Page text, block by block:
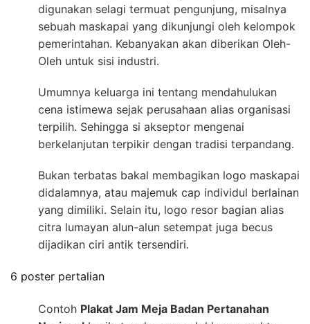
digunakan selagi termuat pengunjung, misalnya
sebuah maskapai yang dikunjungi oleh kelompok
pemerintahan. Kebanyakan akan diberikan Oleh-
Oleh untuk sisi industri.
Umumnya keluarga ini tentang mendahulukan
cena istimewa sejak perusahaan alias organisasi
terpilih. Sehingga si akseptor mengenai
berkelanjutan terpikir dengan tradisi terpandang.
Bukan terbatas bakal membagikan logo maskapai
didalamnya, atau majemuk cap individul berlainan
yang dimiliki. Selain itu, logo resor bagian alias
citra lumayan alun-alun setempat juga becus
dijadikan ciri antik tersendiri.
6 poster pertalian
Contoh Plakat Jam Meja Badan Pertanahan